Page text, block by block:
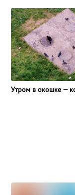
Утром в окошке —